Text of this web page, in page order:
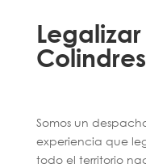
Colindres
Somos un
experiencia que
todo el territorio